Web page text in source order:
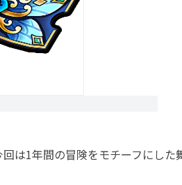
は1年間の冒険をモチーフにした